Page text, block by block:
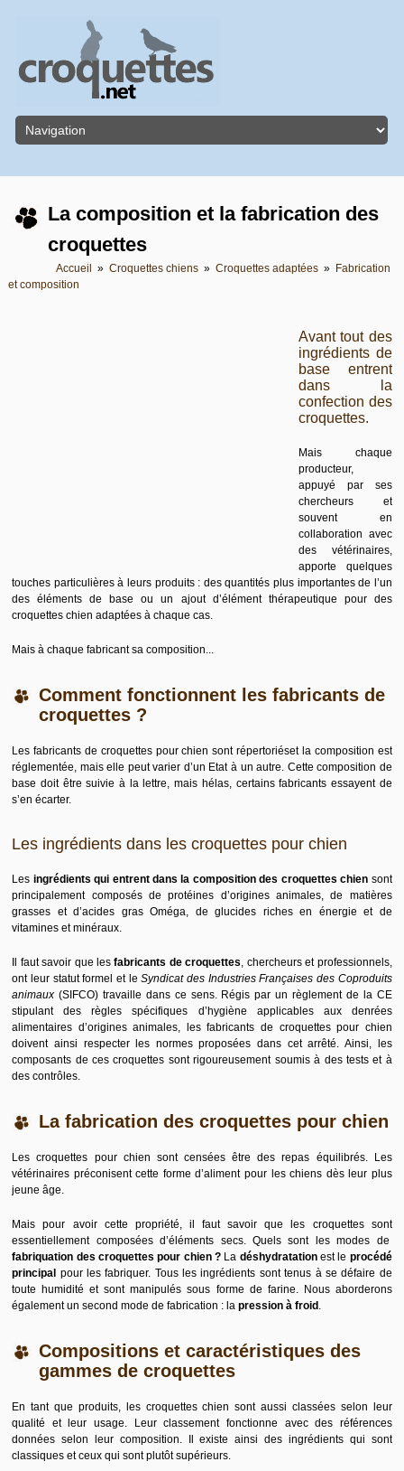
La composition et la fabrication des
croquettes
Accueil » Croquettes chiens » Croquettes adaptées » Fabrication
et composition
Avant tout des
ingrédients de
base entrent
dans la
confection des
croquettes.
Mais chaque
producteur,
appuyé par ses
chercheurs et
souvent en
collaboration avec
des vétérinaires,
apporte quelques
touches particulières à leurs produits : des quantités plus importantes de l’un
des éléments de base ou un ajout d’élément thérapeutique pour des
croquettes chien adaptées à chaque cas.
Mais à chaque fabricant sa composition...
Comment fonctionnent les fabricants de
croquettes ?
Les fabricants de croquettes pour chien sont répertoriéset la composition est
réglementée, mais elle peut varier d’un Etat à un autre. Cette composition de
base doit être suivie à la lettre, mais hélas, certains fabricants essayent de
s’en écarter.
Les ingrédients dans les croquettes pour chien
Les ingrédients qui entrent dans la composition des croquettes chien sont
principalement composés de protéines d’origines animales, de matières
grasses et d’acides gras Oméga, de glucides riches en énergie et de
vitamines et minéraux.
Il faut savoir que lesfabricants de croquettes, chercheurs et professionnels,
ont leur statut formel et leSyndicat des Industries Françaises des Coproduits
animaux (SIFCO) travaille dans ce sens. Régis par unrèglement de la CE
stipulant des règles spécifiques d’hygiène applicables aux denrées
alimentaires d’origines animales, les fabricants de croquettes pour chien
doivent ainsi respecter les normes proposées dans cet arrêté. Ainsi, les
composants de ces croquettes sont rigoureusement soumis à des tests et à
des contrôles.
La fabrication des croquettes pour chien
Les croquettes pour chien sont censées être des repas équilibrés. Les
vétérinaires préconisent cette forme d’aliment pour les chiens dès leur plus
jeune âge.
Mais pour avoir cette propriété, il faut savoir que les croquettes sont
essentiellement composées d’éléments secs. Quels sont les modes de
fabriquation des croquettes pour chien? La déshydratationest le procédé
principal pour les fabriquer. Tous les ingrédients sont tenus à se défaire de
toute humidité et sont manipulés sous forme de farine. Nous aborderons
également un second mode de fabrication : lapression à froid .
Compositions et caractéristiques des
gammes de croquettes
En tant que produits, les croquettes chien sont aussi classées selon leur
qualité et leur usage. Leur classement fonctionne avec des références
données selon leur composition. Il existe ainsi des ingrédients qui sont
classiques et ceux qui sont plutôt supérieurs.